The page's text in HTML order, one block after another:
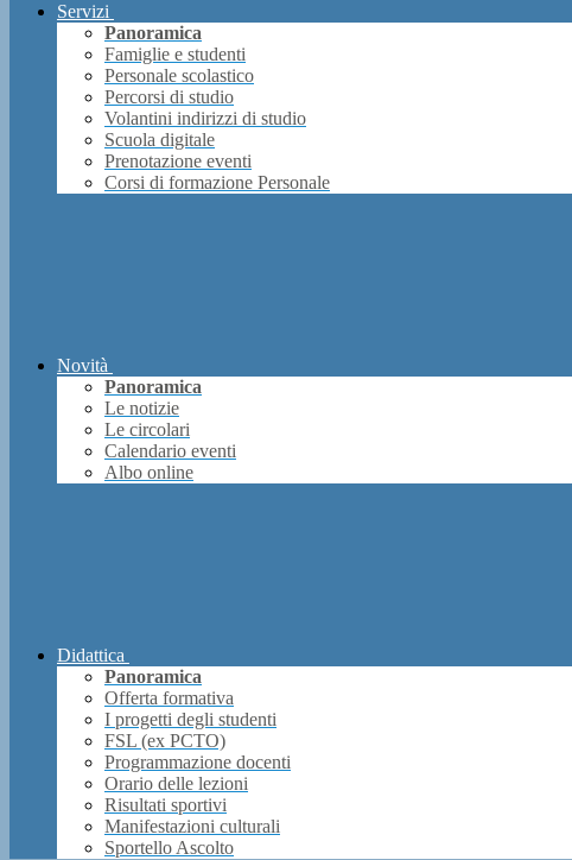
Servizi
Panoramica
Famiglie e studenti
Personale scolastico
Percorsi di studio
Volantini indirizzi di studio
Scuola digitale
Prenotazione eventi
Corsi di formazione Personale
Novità
Panoramica
Le notizie
Le circolari
Calendario eventi
Albo online
Didattica
Panoramica
Offerta formativa
I progetti degli studenti
FSL (ex PCTO)
Programmazione docenti
Orario delle lezioni
Risultati sportivi
Manifestazioni culturali
Sportello Ascolto